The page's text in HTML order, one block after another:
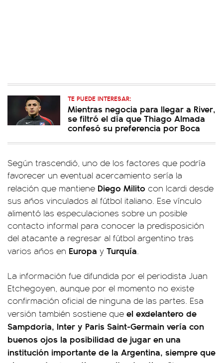
TE PUEDE INTERESAR:
Mientras negocia para llegar a River,
se filtró el día que Thiago Almada
confesó su preferencia por Boca
Según trascendió, uno de los factores que podría
favorecer un eventual acercamiento sería la
relación que mantiene Diego Milito con Icardi desde
sus años vinculados al fútbol italiano. Ese vínculo
alimentó las especulaciones sobre un posible
contacto informal para conocer la predisposición
del atacante a regresar al fútbol argentino tras
varios años en Europa y Turquía.
La información fue difundida por el periodista Juan
Etchegoyen, aunque por el momento no existe
confirmación oficial de ninguna de las partes. Esa
versión también sostiene que el exdelantero de
Sampdoria, Inter y Paris Saint-Germain vería con
buenos ojos la posibilidad de jugar en una
institución importante de la Argentina, siempre que